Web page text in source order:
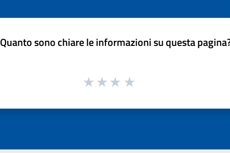
Quanto sono chiare le informazioni su questa